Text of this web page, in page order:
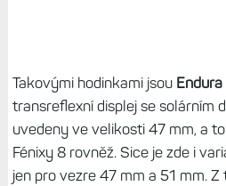
Takovými hodinkami jsou Endura
transreflexní displej se solárním
uvedeny ve velikosti 47 mm, a
Fénixy 8 rovněž. Sice je zde i
jen pro vezre 47 mm a 51 mm.